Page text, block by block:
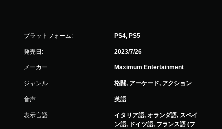
プラットフォーム: PS4, PS5
発売日: 2023/7/26
メーカー: Maximum Entertainment
ジャンル: 格闘, アーケード, アクション
音声: 英語
表示言語:
イタリア語, オランダ語, スペイ
ン語, ドイツ語, フランス語 (フ